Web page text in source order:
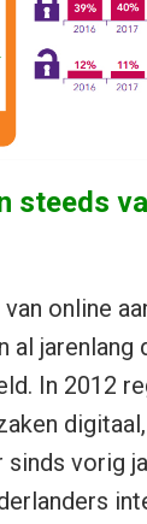
steeds
online
al jarenlang
In 2012
sinds vorig